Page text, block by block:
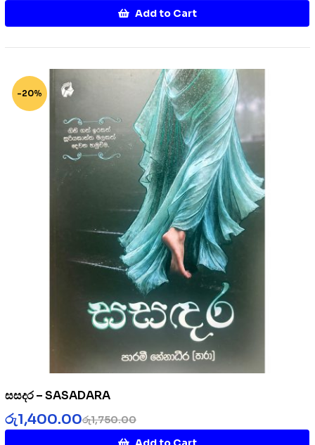
Add to Cart
-20%
සසදර – SASADARA
රු1,750.00
රු1,400.00